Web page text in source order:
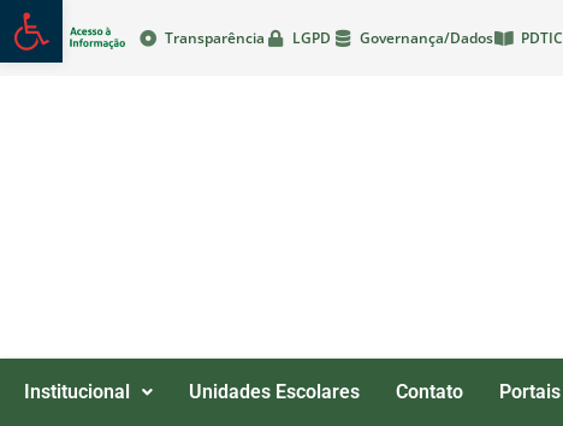
Transparência LGPD Governança/Dados PDTIC
Institucional Unidades Escolares Contato Portais